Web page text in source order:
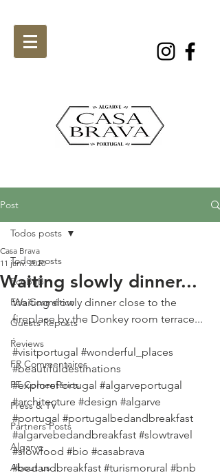
Post
Todos posts
EcoBnB
Eco Cosmética
Guests Reposts
Reviews
FR Commentaires
PT Comentários
Press & TV
Partners Posts
Algarve
About us
Todos posts
Waiting slowly dinner...
Casa Brava
11 janv. 2020
Waiting slowly dinner close to the
fireplace by the Donkey room terrace...
.
#visitportugal #wonderful_places
#beautifuldestinations
#explorePortugal #algarveportugal
#architecture #design #algarve
#portugal #portugalbedandbreakfast
#algarvebedandbreakfast #slowtravel
#slowfood #bio #casabrava
#bedandbreakfast #turismorural #bnb